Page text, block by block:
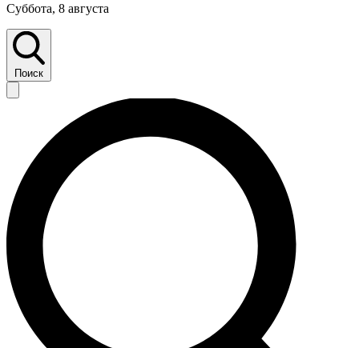
Суббота, 8 августа
Поиск